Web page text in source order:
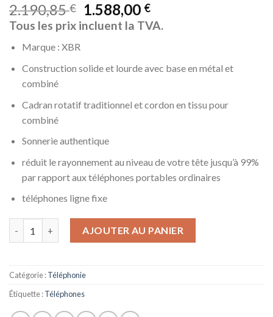
2.190,85€ 1.588,00 €
Tous les prix incluent la TVA.
Marque : XBR
Construction solide et lourde avec base en métal et
combiné
Cadran rotatif traditionnel et cordon en tissu pour
combiné
Sonnerie authentique
réduit le rayonnement au niveau de votre tête jusqu’à 99%
par rapport aux téléphones portables ordinaires
téléphones ligne fixe
AJOUTER AU PANIER
Catégorie :Téléphonie
Étiquette :Téléphones